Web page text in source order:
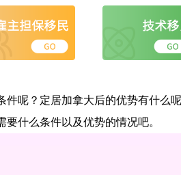
呢？定居加拿大后的优势有什么呢
什么条件以及优势的情况吧。